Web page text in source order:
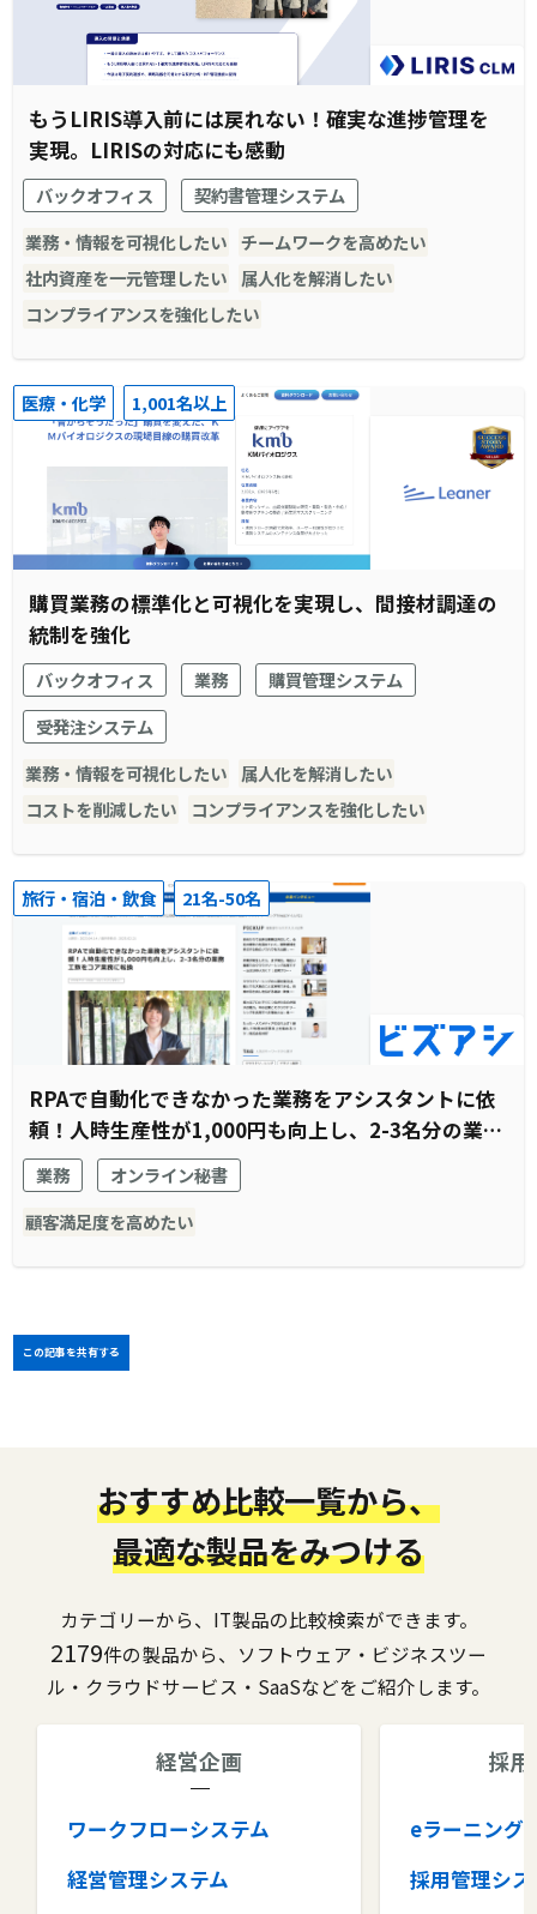
もうLIRIS導入前には戻れない！確実な進捗管理を
実現。LIRISの対応にも感動
バックオフィス
契約書管理システム
業務・情報を可視化したい チームワークを高めたい
社内資産を一元管理したい
属人化を解消したい
コンプライアンスを強化したい
医療・化学 1,001名以上
購買業務の標準化と可視化を実現し、間接材調達の
統制を強化
バックオフィス 業務
購買管理システム
受発注システム
業務・情報を可視化したい
属人化を解消したい
コストを削減したい
コンプライアンスを強化したい
旅行・宿泊・飲食 21名-50名
RPAで自動化できなかった業務をアシスタントに依
頼！人時生産性が1,000円も向上し、2-3名分の業務
工数をコア業務に転換
業務
オンライン秘書
顧客満足度を高めたい
この記事を共有する
おすすめ比較一覧から、
最適な製品をみつける
カテゴリーから、IT製品の比較検索ができます。
2179件の製品から、ソフトウェア・ビジネスツー
ル・クラウドサービス・SaaSなどをご紹介します。
経営企画
ワークフローシステム
経営管理システム
採
eラーニング
採用管理シス